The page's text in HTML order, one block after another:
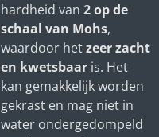
hardheid van 2 op de
schaal van Mohs,
waardoor hetzeer zacht
en kwetsbaar is. Het
kan gemakkelijk worden
gekrast en mag niet in
water ondergedompeld